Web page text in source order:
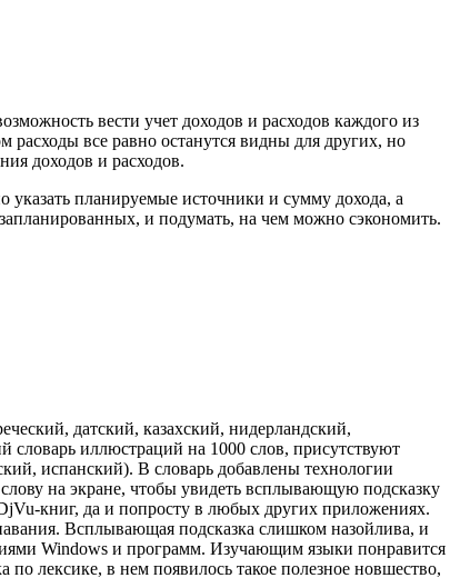
вести учет доходов и расходов каждого из
все равно останутся видны для других, но
доходов и расходов.
указать планируемые источники и сумму дохода, а
и подумать, на чем можно сэкономить.
датский, казахский, нидерландский,
иллюстраций на 1000 слов, присутствуют
испанский). В словарь добавлены технологии
на экране, чтобы увидеть всплывающую подсказку
книг, да и попросту в любых других приложениях.
Всплывающая подсказка слишком назойлива, и
Windows и программ. Изучающим языки понравится
лексике, в нем появилось такое полезное новшество,